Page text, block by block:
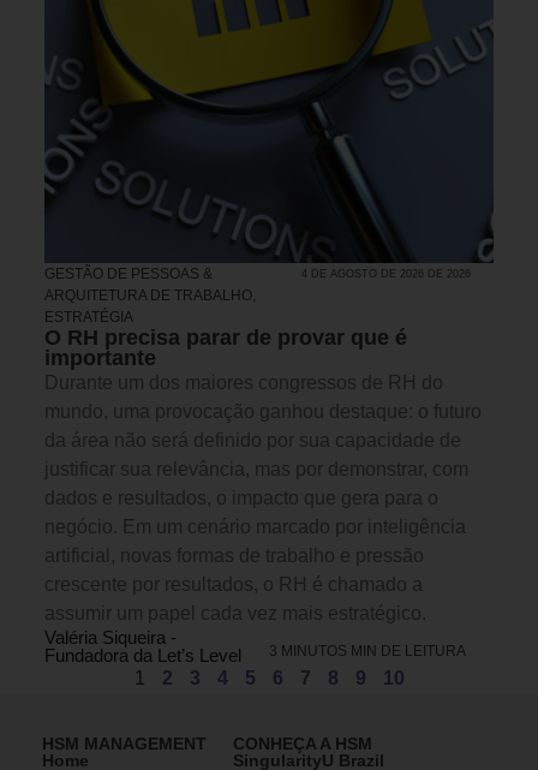
GESTÃO DE PESSOAS &
ARQUITETURA DE TRABALHO,
ESTRATÉGIA
4 DE AGOSTO DE 2026 DE 2026
O RH precisa parar de provar que é
importante
Durante um dos maiores congressos de RH do
mundo, uma provocação ganhou destaque: o futuro
da área não será definido por sua capacidade de
justificar sua relevância, mas por demonstrar, com
dados e resultados, o impacto que gera para o
negócio. Em um cenário marcado por inteligência
artificial, novas formas de trabalho e pressão
crescente por resultados, o RH é chamado a
assumir um papel cada vez mais estratégico.
Valéria Siqueira -
Fundadora da Let’s Level
3 MINUTOS MIN DE LEITURA
1 2 3 4 5 6 7 8 9 10
HSM MANAGEMENT
Home
CONHEÇA A HSM
SingularityU Brazil